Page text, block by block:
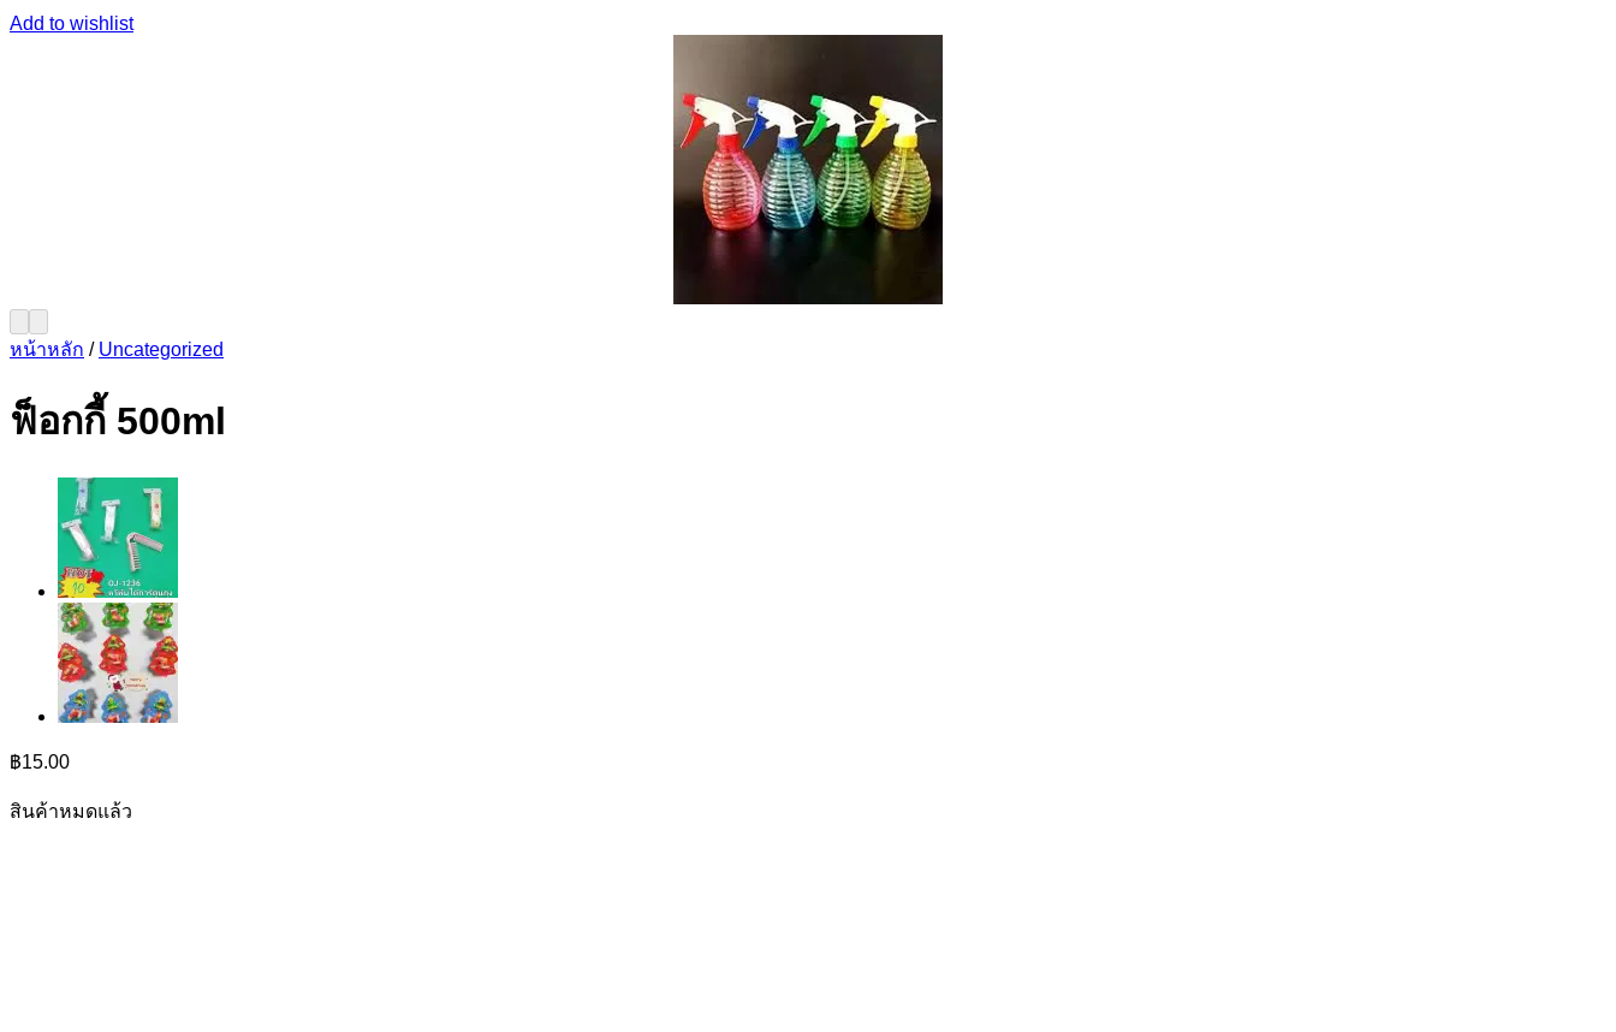
Add to wishlist
หน้าหลัก / Uncategorized
ฟ็อกกี้ 500ml
฿15.00
สินค้าหมดแล้ว